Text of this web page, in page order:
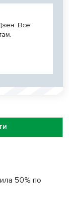
Все
50% по